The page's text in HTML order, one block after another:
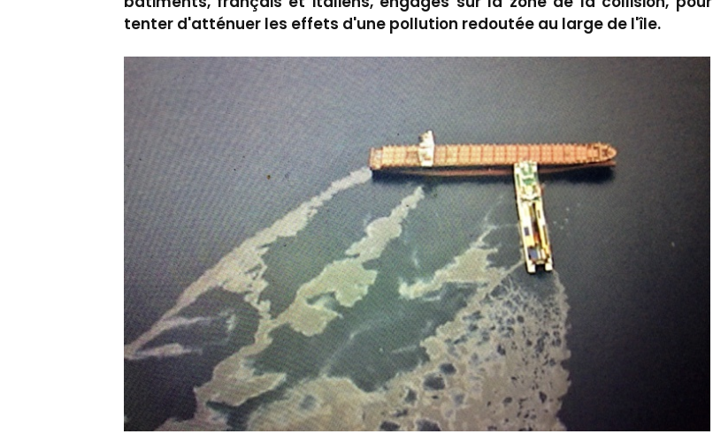
tenter d'atténuer les effets d'une pollution redoutée au large de l'île.